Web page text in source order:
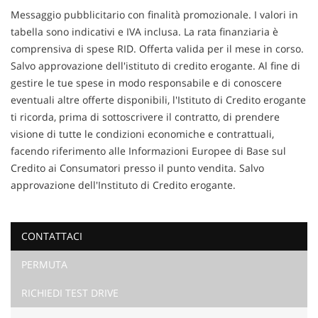
pneumatici invernali/estivi, officina certificata per poter
effettuare tagliandi su tutte le auto (di qualsiasi marca) fin
dal primo giorno di vita senza perdere la garanzia legale e
anche tagliandi post-garanzia con l’utilizzo di ricambi
originali e con strumenti di diagnosi sempre aggiornati.
Contattaci
Ho letto e accetto
marketing
Messaggio pubblicitario con finalità promozionale. I valori in
tabella sono indicativi e IVA inclusa. La rata finanziaria è
comprensiva di spese RID. Offerta valida per il mese in corso.
Salvo approvazione dell'istituto di credito erogante. Al fine di
gestire le tue spese in modo responsabile e di conoscere
eventuali altre offerte disponibili, l'Istituto di Credito erogante
ti ricorda, prima di sottoscrivere il contratto, di prendere
visione di tutte le condizioni economiche e contrattuali,
facendo riferimento alle Informazioni Europee di Base sul
Credito ai Consumatori presso il punto vendita. Salvo
approvazione dell'Instituto di Credito erogante.
CONTATTACI
PERMUTA
RICHIEDI TEST DRIVE